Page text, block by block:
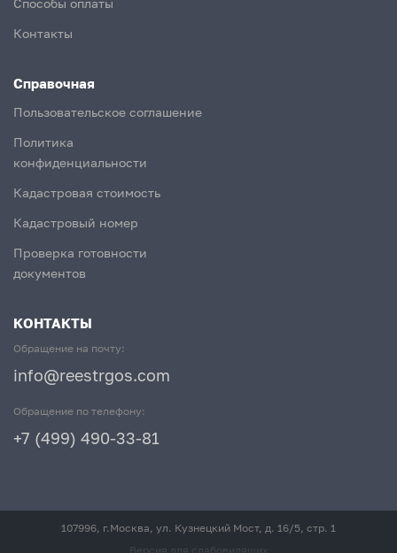
Способы оплаты
Контакты
Справочная
Пользовательское соглашение
Политика
конфиденциальности
Кадастровая стоимость
Кадастровый номер
Проверка готовности
документов
КОНТАКТЫ
Обращение на почту:
info@reestrgos.com
Обращение по телефону:
+7 (499) 490-33-81
107996, г.Москва, ул. Кузнецкий Мост, д. 16/5, стр. 1
Версия для слабовидящих